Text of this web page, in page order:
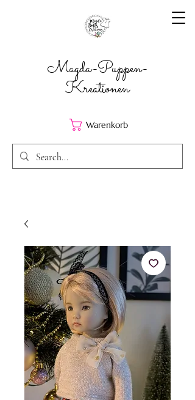
Magda-Puppen-
Kreationen
Warenkorb